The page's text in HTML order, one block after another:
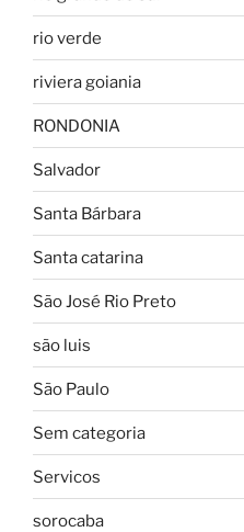
rio verde
riviera goiania
RONDONIA
Salvador
Santa Bárbara
Santa catarina
São José Rio Preto
são luis
São Paulo
Sem categoria
Servicos
sorocaba